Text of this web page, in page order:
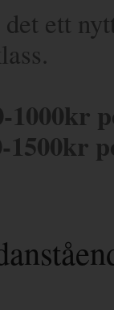
ett
1000kr
1500kr